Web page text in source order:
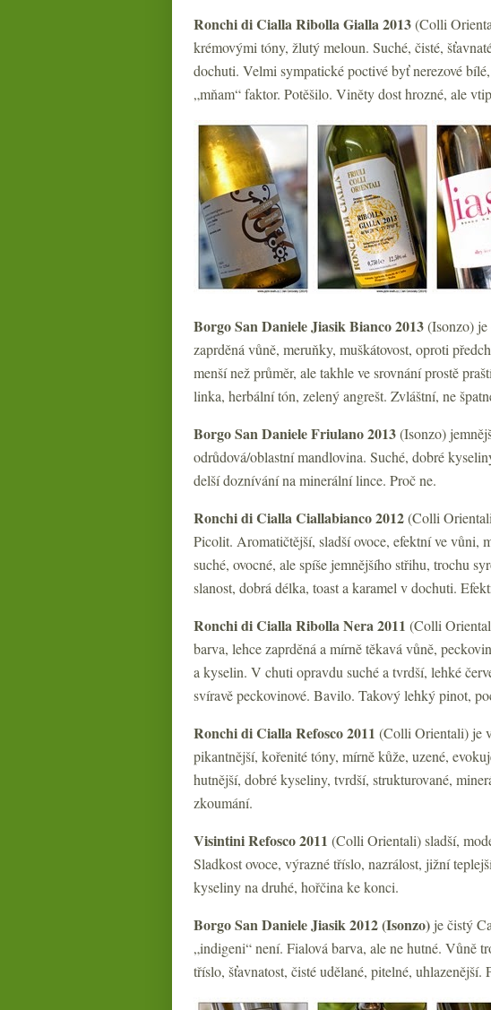
Ronchi di Cialla Ribolla Gialla 2013(Colli
krémovými tóny, žlutý meloun. Suché, čisté,
dochuti. Velmi sympatické poctivé byť nerezové
„mňam“ faktor. Potěšilo. Viněty dost hrozné, ale
Borgo San Daniele Jiasik Bianco 2013(Isonzo)
zaprděná vůně, meruňky, muškátovost, oproti
menší než průměr, ale takhle ve srovnání prostě
linka, herbální tón, zelený angrešt. Zvláštní, ne
Borgo San Daniele Friulano 2013(Isonzo)
odrůdová/oblastní mandlovina. Suché, dobré
delší doznívání na minerální lince. Proč ne.
Ronchi di Cialla Ciallabianco 2012(Colli
Picolit. Aromatičtější, sladší ovoce, efektní ve vůni,
suché, ovocné, ale spíše jemnějšího střihu, trochu
slanost, dobrá délka, toast a karamel v dochuti.
Ronchi di Cialla Ribolla Nera 2011 (Colli
barva, lehce zaprděná a mírně těkavá vůně,
a kyselin. V chuti opravdu suché a tvrdší, lehké
svíravě peckovinové. Bavilo. Takový lehký pinot,
Ronchi di Cialla Refosco 2011 (Colli Orientali) je
pikantnější, kořenité tóny, mírně kůže, uzené,
hutnější, dobré kyseliny, tvrdší, strukturované,
zkoumání.
Visintini Refosco 2011 (Colli Orientali) sladší,
Sladkost ovoce, výrazné tříslo, nazrálost, jižní
kyseliny na druhé, hořčina ke konci.
Borgo San Daniele Jiasik 2012 (Isonzo) je čistý
„indigeni“ není. Fialová barva, ale ne hutné. Vůně
tříslo, šťavnatost, čisté udělané, pitelné, uhlazenější.